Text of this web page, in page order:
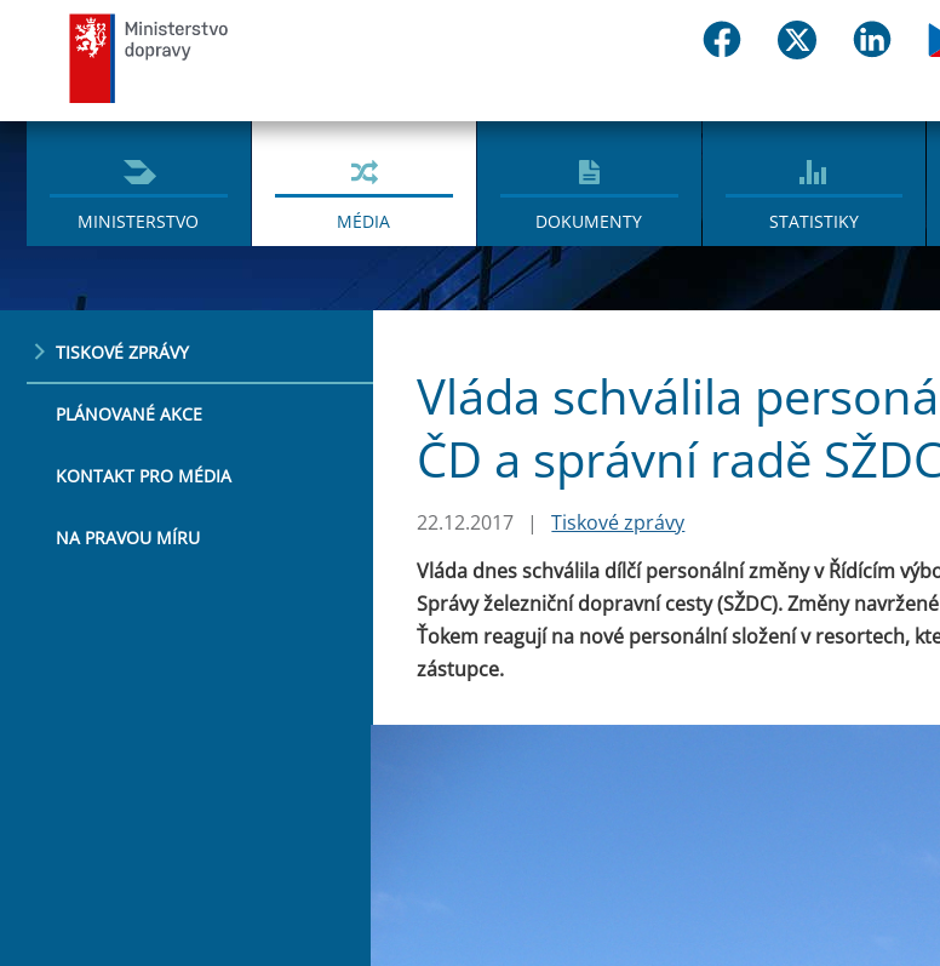
MINISTERSTVO MÉDIA DOKUMENTY STATISTIKY
TISKOVÉ ZPRÁVY
PLÁNOVANÉ AKCE
KONTAKT PRO MÉDIA
NA PRAVOU MÍRU
Vláda schválila
ČD a správní radě
22.12.2017 |
Tiskové zprávy
Vláda dnes schválila dílčí personální změny v Řídícím
Správy železniční dopravní cesty (SŽDC). Změny
Ťokem reagují na nové personální složení v resortech,
zástupce.